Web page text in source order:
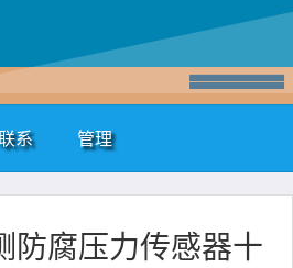
系 管理
防腐压力传感器十